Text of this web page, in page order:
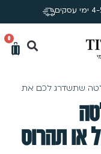
0
שתשדרג לכם את
או תהרוס